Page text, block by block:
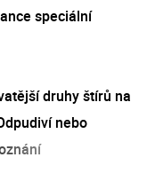
speciální
druhy štírů na
nebo